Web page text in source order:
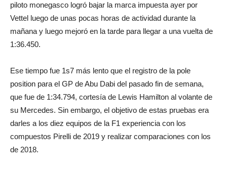
piloto monegasco logró bajar la marca impuesta ayer por
Vettel luego de unas pocas horas de actividad durante la
mañana y luego mejoró en la tarde para llegar a una vuelta de
1:36.450.
Ese tiempo fue 1s7 más lento que el registro de la pole
position para el GP de Abu Dabi del pasado fin de semana,
que fue de 1:34.794, cortesía de Lewis Hamilton al volante de
su Mercedes. Sin embargo, el objetivo de estas pruebas era
darles a los diez equipos de la F1 experiencia con los
compuestos Pirelli de 2019 y realizar comparaciones con los
de 2018.